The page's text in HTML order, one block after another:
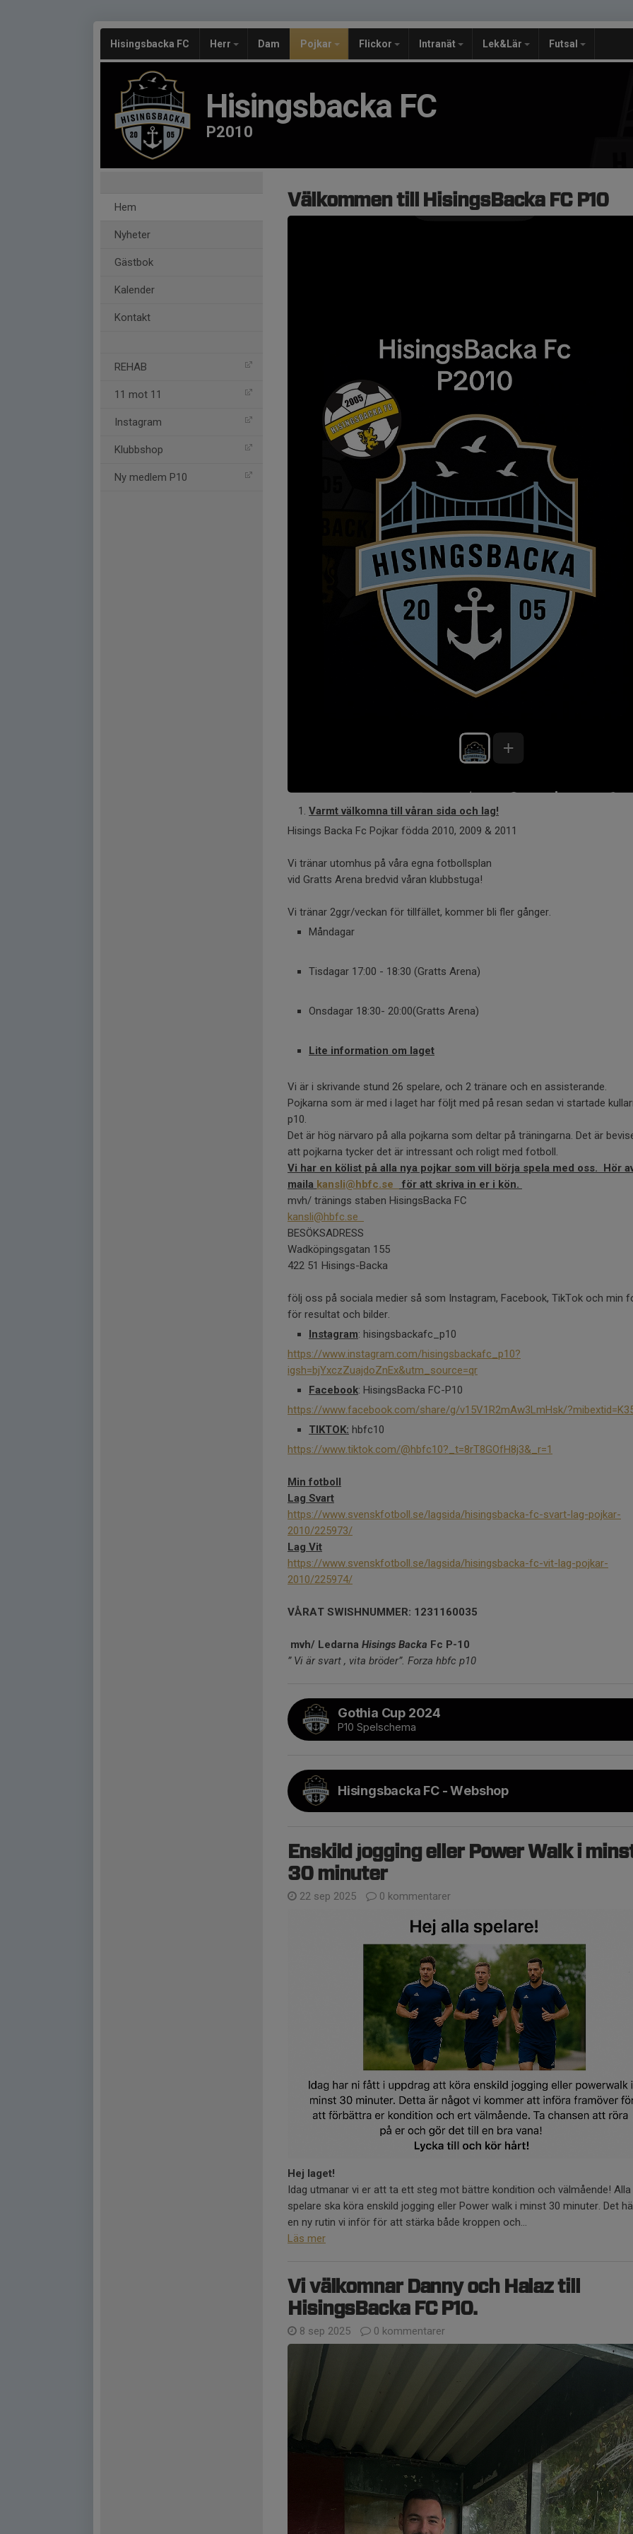
Hisingsbacka FC Herr Dam Pojkar Flickor Intranät Lek&Lär Futsal
Hisingsbacka FC
P2010
Hem
Nyheter
Gästbok
Kalender
Kontakt
REHAB
11 mot 11
Instagram
Klubbshop
Ny medlem P10
Välkommen till HisingsBacka FC P10
Varmt välkomna till våran sida och lag!
Hisings Backa Fc Pojkar födda 2010, 2009 & 2011
Vi tränar utomhus på våra egna fotbollsplan
vid Gratts Arena bredvid våran klubbstuga!
Vi tränar 2ggr/veckan för tillfället, kommer bli fler gånger.
Måndagar
Tisdagar 17:00 - 18:30 (Gratts Arena)
Onsdagar 18:30- 20:00(Gratts Arena)
Lite information om laget
Vi är i skrivande stund 26 spelare, och 2 tränare och en assisterande.
Pojkarna som är med i laget har följt med på resan sedan vi startade
p10.
Det är hög närvaro på alla pojkarna som deltar på träningarna. Det är
att pojkarna tycker det är intressant och roligt med fotboll.
Vi har en kölist på alla nya pojkar som vill börja spela med oss. Hör
maila kansli@hbfc.se
för att skriva in er i kön.
mvh/ tränings staben HisingsBacka FC
kansli@hbfc.se
BESÖKSADRESS
Wadköpingsgatan 155
422 51 Hisings-Backa
följ oss på sociala medier så som Instagram, Facebook, TikTok och min
för resultat och bilder.
Instagram: hisingsbackafc_p10
https://www.instagram.com/hisingsbackafc_p10?
igsh=bjYxczZuajdoZnEx&utm_source=qr
Facebook: HisingsBacka FC-P10
https://www.facebook.com/share/g/v15V1R2mAw3LmHsk/
TIKTOK: hbfc10
https://www.tiktok.com/@hbfc10?_t=8rT8GOfH8j3&_r=1
Min fotboll
Lag Svart
https://www.svenskfotboll.se/lagsida/hisingsbacka-fc-svart-lag-pojkar-
2010/225973/
Lag Vit
https://www.svenskfotboll.se/lagsida/hisingsbacka-fc-vit-lag-pojkar-
2010/225974/
VÅRAT SWISHNUMMER: 1231160035
mvh/ Ledarna Hisings Backa Fc P-10
” Vi är svart , vita bröder”. Forza hbfc p10
Gothia Cup 2024
P10 Spelschema
Hisingsbacka FC - Webshop
Enskild jogging eller Power Walk i
30 minuter
22 sep 2025 0 kommentarer
Hej laget!
Idag utmanar vi er att ta ett steg mot bättre kondition och välmående! Alla
spelare ska köra enskild jogging eller Power walk i minst 30 minuter. Det
en ny rutin vi inför för att stärka både kroppen och...
Läs mer
Vi välkomnar Danny och Halaz till
HisingsBacka FC P10.
8 sep 2025 0 kommentarer